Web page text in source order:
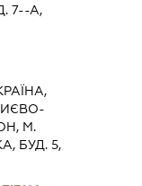
7--А,
М.
БУД. 5,